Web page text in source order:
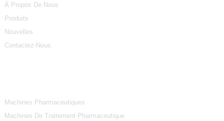
À Propos De Nous
Produits
Nouvelles
Contactez-Nous
Machines Pharmaceutiques
Machines De Traitement Pharmaceutique